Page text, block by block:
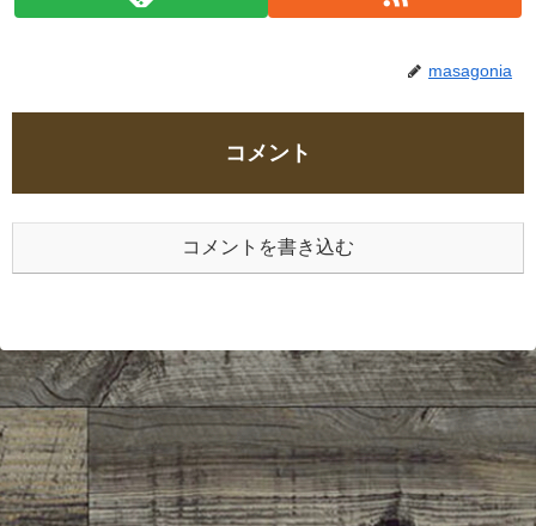
masagonia
コメント
コメントを書き込む